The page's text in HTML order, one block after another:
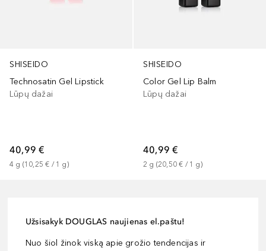
SHISEIDO
Technosatin Gel Lipstick
Lūpų dažai
40,99 €
4 g (10,25 € / 1 g)
SHISEIDO
Color Gel Lip Balm
Lūpų dažai
40,99 €
2 g (20,50 € / 1 g)
Užsisakyk DOUGLAS naujienas el.paštu!
Nuo šiol žinok viską apie grožio tendencijas ir